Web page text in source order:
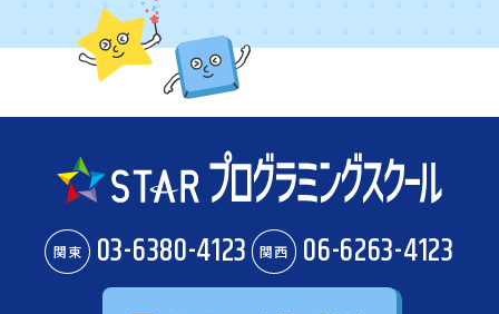
関東 03-6380-4123 関西 06-6263-4123